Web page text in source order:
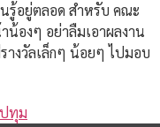
นรู้อยู่ตลอด สำหรับ คณะ
องๆ อย่าลืมเอาผลงาน
างวัลเล็กๆ น้อยๆ ไปมอบ
ทุม